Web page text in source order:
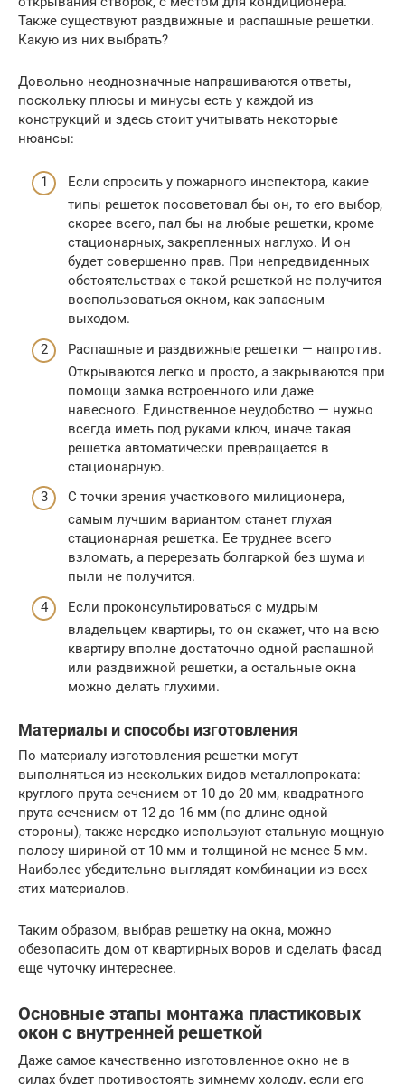
Также существуют раздвижные и распашные решетки.
Какую из них выбрать?
Довольно неоднозначные напрашиваются ответы,
поскольку плюсы и минусы есть у каждой из
конструкций и здесь стоит учитывать некоторые
нюансы:
Если спросить у пожарного инспектора, какие
типы решеток посоветовал бы он, то его выбор,
скорее всего, пал бы на любые решетки, кроме
стационарных, закрепленных наглухо. И он
будет совершенно прав. При непредвиденных
обстоятельствах с такой решеткой не получится
воспользоваться окном, как запасным
выходом.
Распашные и раздвижные решетки — напротив.
Открываются легко и просто, а закрываются при
помощи замка встроенного или даже
навесного. Единственное неудобство — нужно
всегда иметь под руками ключ, иначе такая
решетка автоматически превращается в
стационарную.
С точки зрения участкового милиционера,
самым лучшим вариантом станет глухая
стационарная решетка. Ее труднее всего
взломать, а перерезать болгаркой без шума и
пыли не получится.
Если проконсультироваться с мудрым
владельцем квартиры, то он скажет, что на всю
квартиру вполне достаточно одной распашной
или раздвижной решетки, а остальные окна
можно делать глухими.
Материалы и способы изготовления
По материалу изготовления решетки могут
выполняться из нескольких видов металлопроката:
круглого прута сечением от 10 до 20 мм, квадратного
прута сечением от 12 до 16 мм (по длине одной
стороны), также нередко используют стальную мощную
полосу шириной от 10 мм и толщиной не менее 5 мм.
Наиболее убедительно выглядят комбинации из всех
этих материалов.
Таким образом, выбрав решетку на окна, можно
обезопасить дом от квартирных воров и сделать фасад
еще чуточку интереснее.
Основные этапы монтажа пластиковых
окон с внутренней решеткой
Даже самое качественно изготовленное окно не в
силах будет противостоять зимнему холоду, если его